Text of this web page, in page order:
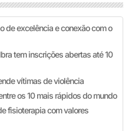
de excelência e conexão com o
tem inscrições abertas até 10
vítimas de violência
os 10 mais rápidos do mundo
fisioterapia com valores